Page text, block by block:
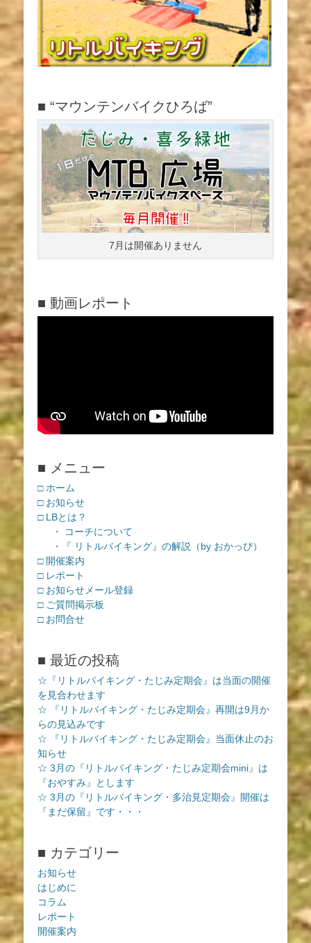
■ “マウンテンバイクひろば”
7月は開催ありません
■ 動画レポート
■ メニュー
□ ホーム
□ お知らせ
□ LBとは？
・ コーチについて
・『 リトルバイキング』の解説（by おかっぴ）
□ 開催案内
□ レポート
□ お知らせメール登録
□ ご質問掲示板
□ お問合せ
■ 最近の投稿
☆『リトルバイキング・たじみ定期会』は当面の開催
を見合わせます
☆ 『リトルバイキング・たじみ定期会』再開は9月か
らの見込みです
☆ 『リトルバイキング・たじみ定期会』当面休止のお
知らせ
☆ 3月の『リトルバイキング・たじみ定期会mini』は
『おやすみ』とします
☆ 3月の『リトルバイキング・多治見定期会』開催は
『まだ保留』です・・・
■ カテゴリー
お知らせ
はじめに
コラム
レポート
開催案内